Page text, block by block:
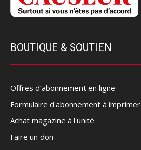
BOUTIQUE & SOUTIEN
Offres d’abonnement en ligne
Formulaire d'abonnement à imprimer
Achat magazine à l'unité
Faire un don